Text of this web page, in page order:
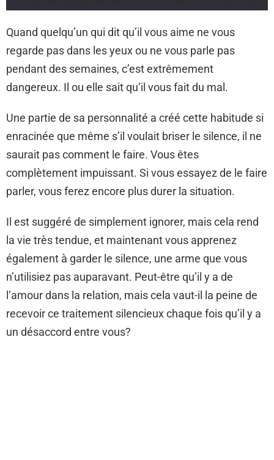
Quand quelqu’un qui dit qu’il vous aime ne vous
regarde pas dans les yeux ou ne vous parle pas
pendant des semaines, c’est extrêmement
dangereux. Il ou elle sait qu’il vous fait du mal.
Une partie de sa personnalité a créé cette habitude si
enracinée que même s’il voulait briser le silence, il ne
saurait pas comment le faire. Vous êtes
complètement impuissant. Si vous essayez de le faire
parler, vous ferez encore plus durer la situation.
Il est suggéré de simplement ignorer, mais cela rend
la vie très tendue, et maintenant vous apprenez
également à garder le silence, une arme que vous
n’utilisiez pas auparavant. Peut-être qu’il y a de
l’amour dans la relation, mais cela vaut-il la peine de
recevoir ce traitement silencieux chaque fois qu’il y a
un désaccord entre vous?